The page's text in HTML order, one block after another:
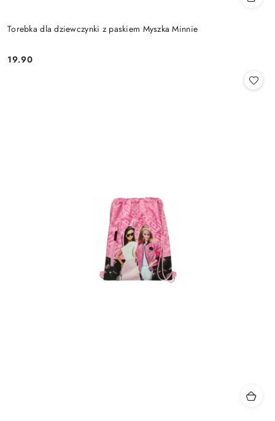
Torebka dla dziewczynki z paskiem Myszka Minnie
Cena:
19.90